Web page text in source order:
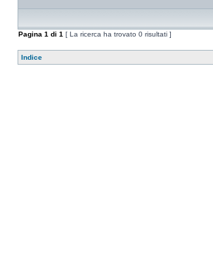
Pagina 1 di 1 [ La ricerca ha trovato 0 risultati ]
Indice